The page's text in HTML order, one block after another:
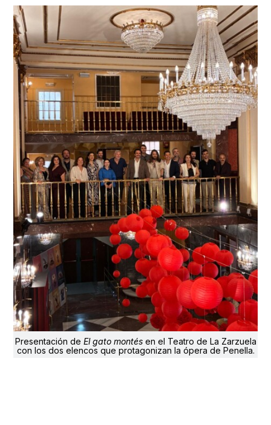
Presentación de El gato montésen el Teatro de La Zarzuela
con los dos elencos que protagonizan la ópera de Penella.